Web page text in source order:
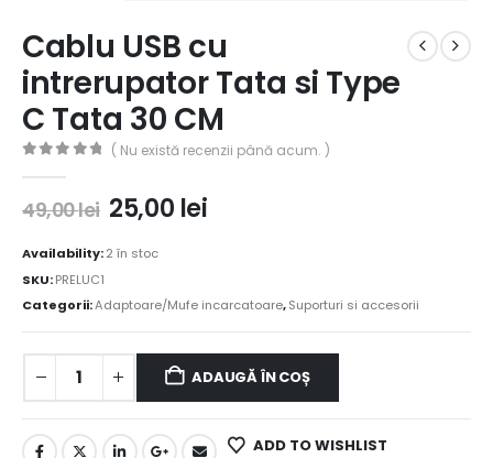
Cablu USB cu
intrerupator Tata si Type
C Tata 30 CM
( Nu există recenzii până acum. )
49,00lei 25,00 lei
Availability:2 în stoc
SKU:PRELUC1
Categorii:Adaptoare/Mufe incarcatoare,Suporturi si accesorii
ADAUGĂ ÎN COȘ
ADD TO WISHLIST